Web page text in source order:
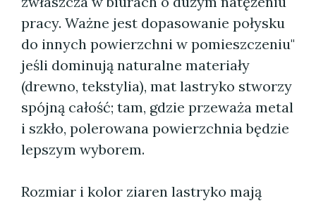
pracy. Ważne jest dopasowanie połysku
do innych powierzchni w pomieszczeniu"
jeśli dominują naturalne materiały
(drewno, tekstylia), mat lastryko stworzy
spójną całość; tam, gdzie przeważa metal
i szkło, polerowana powierzchnia będzie
lepszym wyborem.
Rozmiar i kolor ziaren lastryko mają